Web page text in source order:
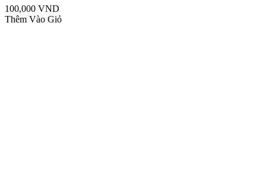
100,000 VND
Thêm Vào Giỏ